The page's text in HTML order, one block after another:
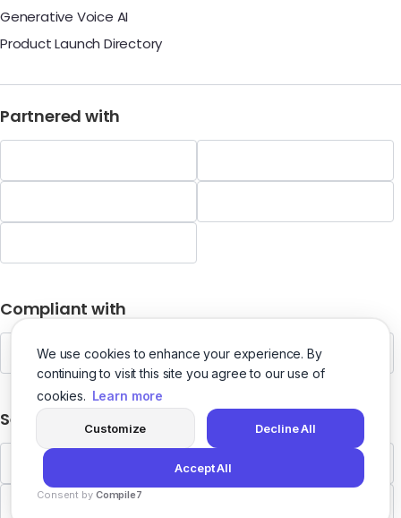
We use cookies to enhance your experience. By
continuing to visit this site you agree to our use of
cookies. Learn more
Customize Decline All
Accept All
Consent by Compile7
Generative Voice AI
Product Launch Directory
Partnered with
Compliant with
Security